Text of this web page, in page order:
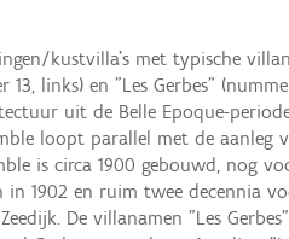
kustvilla's met typische
links) en "Les Gerbes"
uit de Belle Epoque-
loopt parallel met de aanleg
is circa 1900 gebouwd, nog
1902 en ruim twee decennia
De villanamen "Les